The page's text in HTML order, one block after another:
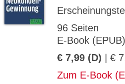
96 Seiten
E-Book
€ 7,99 (D) | €
Zum E-Book